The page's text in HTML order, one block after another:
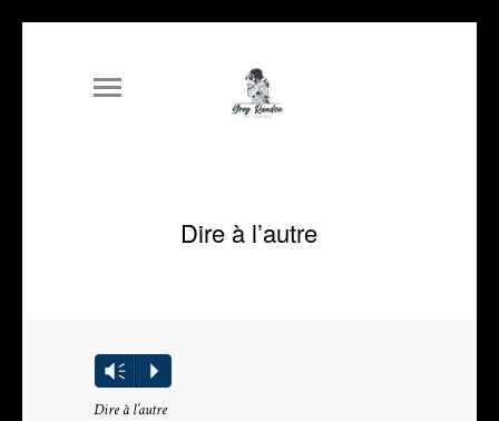
Dire à l’autre
Lecteur
audio
Vm P
Dire à l’autre